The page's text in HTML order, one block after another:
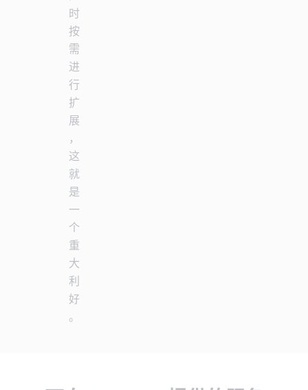
时
按
需
进
行
扩
展
，
这
就
是
一
个
重
大
利
好
。